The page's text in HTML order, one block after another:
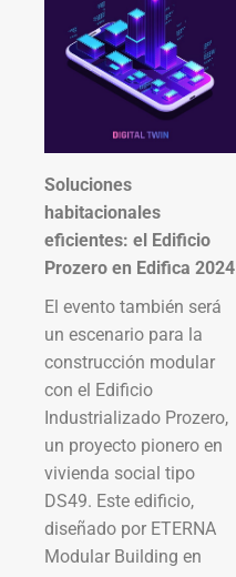
Soluciones
habitacionales
eficientes: el Edificio
Prozero en Edifica 2024
El evento también será
un escenario para la
construcción modular
con el Edificio
Industrializado Prozero,
un proyecto pionero en
vivienda social tipo
DS49. Este edificio,
diseñado por ETERNA
Modular Building en